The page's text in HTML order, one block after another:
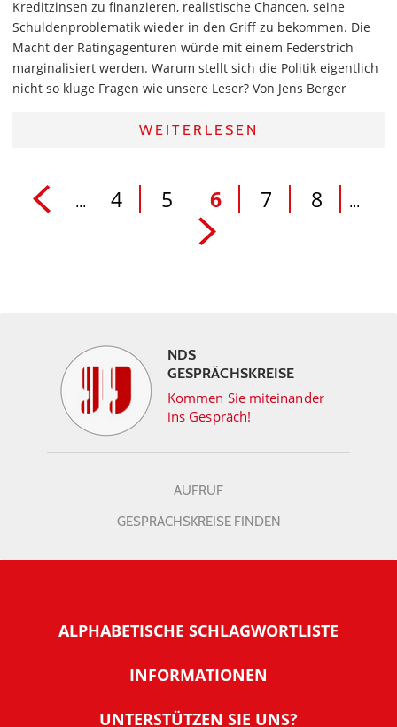
Kreditzinsen zu finanzieren, realistische Chancen, seine
Schuldenproblematik wieder in den Griff zu bekommen. Die
Macht der Ratingagenturen würde mit einem Federstrich
marginalisiert werden. Warum stellt sich die Politik eigentlich
nicht so kluge Fragen wie unsere Leser? Von Jens Berger
WEITERLESEN
... 4 5 6 7 8 ...
NDS
GESPRÄCHSKREISE
Kommen Sie miteinander
ins Gespräch!
AUFRUF
GESPRÄCHSKREISE FINDEN
ALPHABETISCHE SCHLAGWORTLISTE
INFORMATIONEN
Warum NachDenkSeiten
UNTERSTÜTZEN SIE UNS?